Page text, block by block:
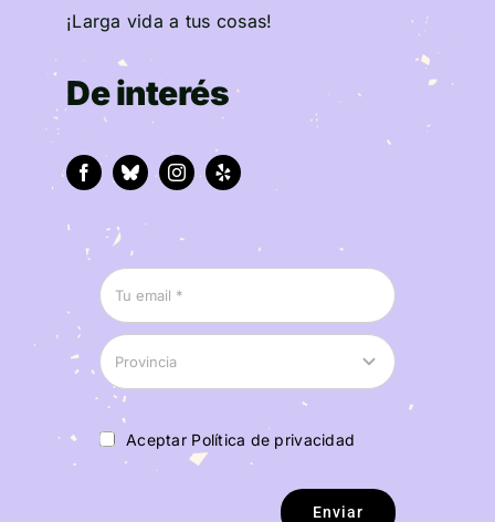
¡Larga vida a tus cosas!
De interés
Aceptar Política de privacidad
Enviar